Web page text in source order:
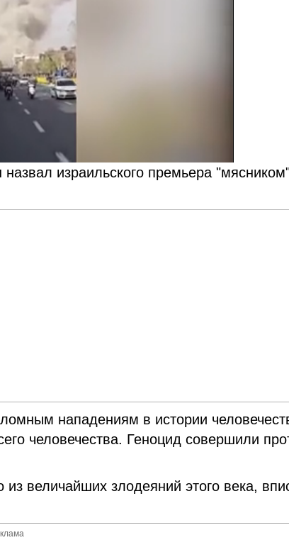
назвал израильского премьера
нападениям в истории
человечества. Геноцид совершили
величайших злодеяний этого века,